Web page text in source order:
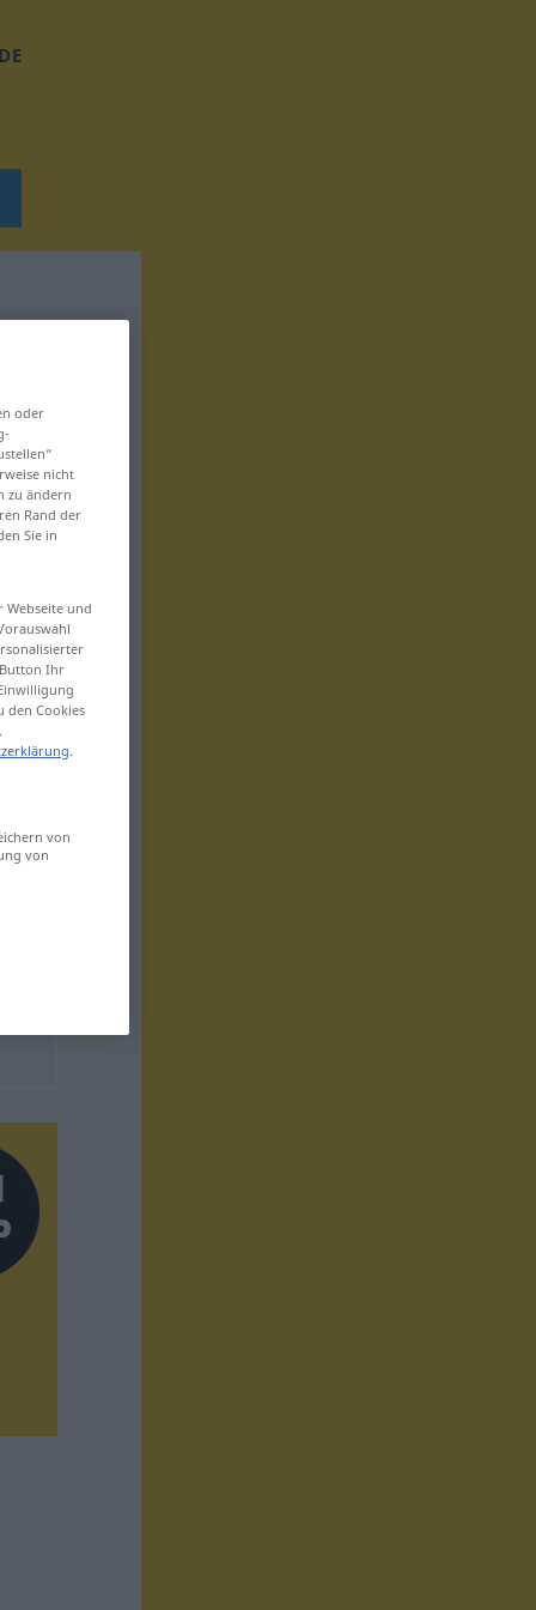
oder
nicht
zu ändern
Rand der
Sie in
und
Ihr
den Cookies
.
von
von